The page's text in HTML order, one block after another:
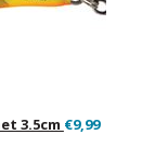
3.5cm €9,99